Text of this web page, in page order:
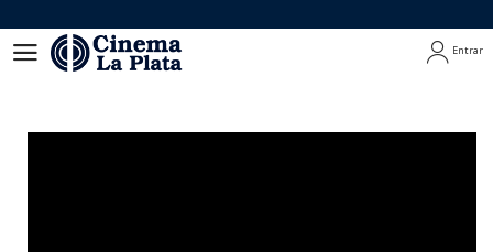
Entrar